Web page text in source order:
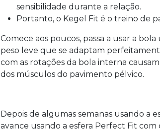
sensibilidade durante a relação.
Portanto, o Kegel Fit é o treino de
Comece aos poucos, passa a usar a
peso leve que se adaptam
com as rotações da bola interna
dos músculos do pavimento pélvico.
Depois de algumas semanas usando a
avance usando a esfera Perfect Fit com